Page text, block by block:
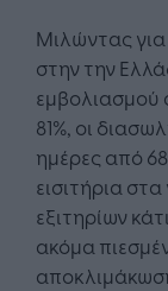
Μιλώντας
στην την
εμβολιασμού
81%, οι
ημέρες από
εισιτήρια
εξιτηρίων
ακόμα